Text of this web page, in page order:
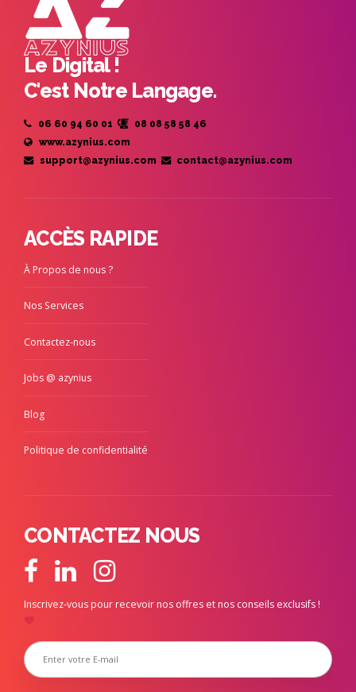
Le Digital !
C'est Notre Langage.
06 60 94 60 01
08 08 58 58 46
www.azynius.com
support@azynius.com
contact@azynius.com
ACCÈS RAPIDE
À Propos de nous ?
Nos Services
Contactez-nous
Jobs @ azynius
Blog
Politique de confidentialité
CONTACTEZ NOUS
Inscrivez-vous pour recevoir nos offres et nos conseils exclusifs !